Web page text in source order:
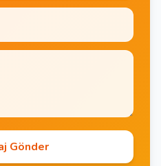
Gönder